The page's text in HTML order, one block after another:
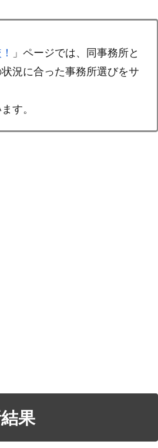
」ページでは、同事務所と
況に合った事務所選びをサ
す。
果